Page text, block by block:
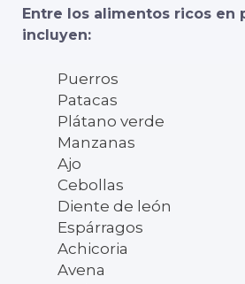
Entre los alimentos ricos en
incluyen:
Puerros
Patacas
Plátano verde
Manzanas
Ajo
Cebollas
Diente de león
Espárragos
Achicoria
Avena